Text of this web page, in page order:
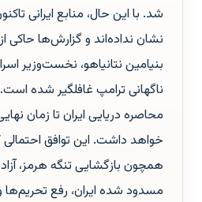
شد. با این حال، منابع ایرانی
نشان نداده‌اند و گزارش‌ها حاکی
بنیامین نتانیاهو، نخست‌وزیر
ناگهانی ترامپ غافلگیر شده
محاصره دریایی ایران تا زمان
خواهد داشت. این توافق
همچون بازگشایی تنگه هرمز،
مسدود شده ایران، رفع تحریم‌ها